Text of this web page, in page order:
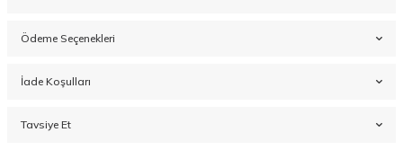
Ödeme Seçenekleri
İade Koşulları
Tavsiye Et